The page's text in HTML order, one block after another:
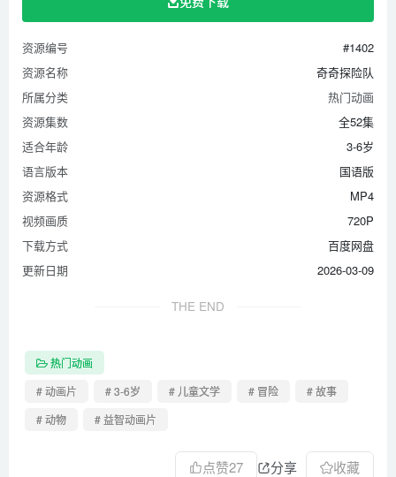
第36集 最喜欢夜晚的动物
第37集 海里最大的动物
第38集 最大的鸟
第39集 最早以前就有的动物
第40集 行动最缓慢的动物
第41集 牙齿最多的动物
第42集 最危险的动物
第43集 最可怕的植物
第44集 最美丽的动物
第45集 粘性最强的动物
第46集 最凶猛的恐龙
第49集 腿最多的动物和没有腿的动物
第50集 舌头最长的动物
资源编号
#1402
资源名称
奇奇探险队
所属分类
热门动画
资源集数
全52集
适合年龄
3-6岁
语言版本
国语版
资源格式
MP4
视频画质
720P
下载方式
百度网盘
更新日期
2026-03-09
THE END
热门动画
# 动画片
# 3-6岁 # 儿童文学 # 冒险
# 故事
# 动物
# 益智动画片
点赞27 分享 收藏